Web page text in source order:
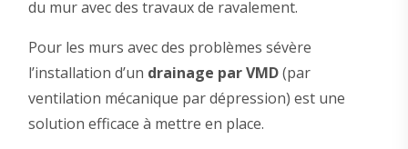
du mur avec des travaux de ravalement.
Pour les murs avec des problèmes sévère
l’installation d’un drainage par VMD(par
ventilation mécanique par dépression) est une
solution efficace à mettre en place.